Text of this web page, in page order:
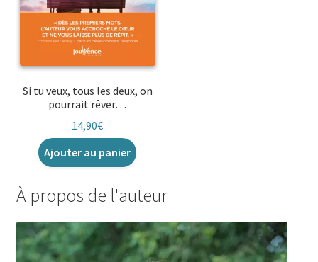
Si tu veux, tous les deux, on
pourrait rêver…
14,90€
Ajouter au panier
À propos de l'auteur